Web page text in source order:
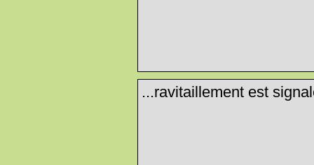
...ravitaillement est